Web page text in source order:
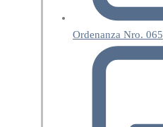
Ordenanza Nro. 065